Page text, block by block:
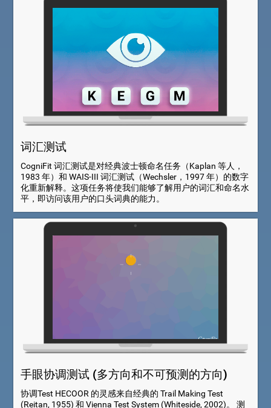
词汇测试
CogniFit 词汇测试是对经典波士顿命名任务（Kaplan 等人，
1983 年）和 WAIS-III 词汇测试（Wechsler，1997 年）的数字
化重新解释。这项任务将使我们能够了解用户的词汇和命名水
平，即访问该用户的口头词典的能力。
手眼协调测试 (多方向和不可预测的方向)
协调Test HECOOR 的灵感来自经典的 Trail Making Test
(Reitan, 1955) 和 Vienna Test System (Whiteside, 2002)。 测